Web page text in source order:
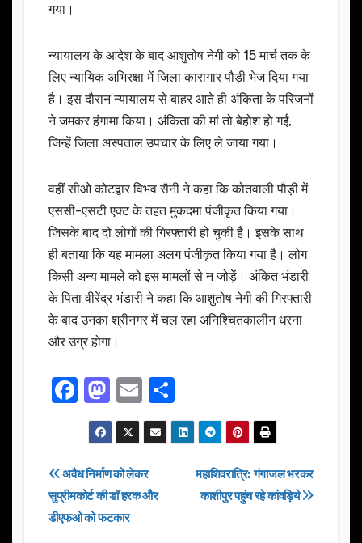
गया।
न्यायालय के आदेश के बाद आशुतोष नेगी को 15 मार्च तक के
लिए न्यायिक अभिरक्षा में जिला कारागार पौड़ी भेज दिया गया
है। इस दौरान न्यायालय से बाहर आते ही अंकिता के परिजनों
ने जमकर हंगामा किया। अंकिता की मां तो बेहोश हो गईं,
जिन्हें जिला अस्पताल उपचार के लिए ले जाया गया।
वहीं सीओ कोटद्वार विभव सैनी ने कहा कि कोतवाली पौड़ी में
एससी-एसटी एक्ट के तहत मुकदमा पंजीकृत किया गया।
जिसके बाद दो लोगों की गिरफ्तारी हो चुकी है। इसके साथ
ही बताया कि यह मामला अलग पंजीकृत किया गया है। लोग
किसी अन्य मामले को इस मामलों से न जोड़ें। अंकित भंडारी
के पिता वीरेंद्र भंडारी ने कहा कि आशुतोष नेगी की गिरफ्तारी
के बाद उनका श्रीनगर में चल रहा अनिश्चितकालीन धरना
और उग्र होगा।
F
a
c
e
b
o
M
a
st
o
d
o
E
m
ail
h
ar
Post
navigation
महाशिवरात्रि: गंगाजल भरकर
काशीपुर पहुंच रहे कांवड़िये
अवैध निर्माण को लेकर
सुप्रीमकोर्ट की डाॅ हरक और
डीएफओ को फटकार